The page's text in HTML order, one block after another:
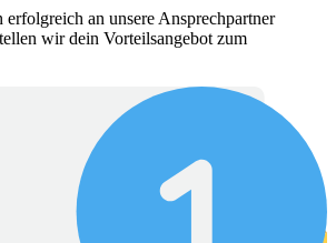
erfolgreich an unsere Ansprechpartner
wir dein Vorteilsangebot zum